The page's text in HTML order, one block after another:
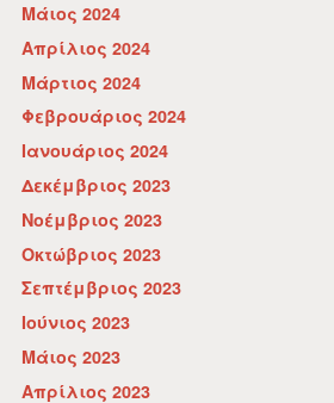
Μάιος 2024
Απρίλιος 2024
Μάρτιος 2024
Φεβρουάριος 2024
Ιανουάριος 2024
Δεκέμβριος 2023
Νοέμβριος 2023
Οκτώβριος 2023
Σεπτέμβριος 2023
Ιούνιος 2023
Μάιος 2023
Απρίλιος 2023